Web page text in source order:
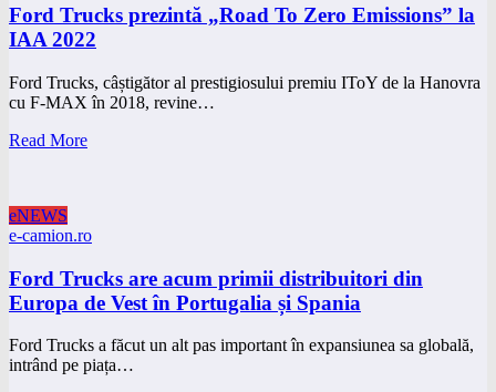
Ford Trucks prezintă „Road To Zero Emissions” la
IAA 2022
Ford Trucks, câștigător al prestigiosului premiu IToY de la Hanovra
cu F-MAX în 2018, revine…
Read More
eNEWS
e-camion.ro
Ford Trucks are acum primii distribuitori din
Europa de Vest în Portugalia și Spania
Ford Trucks a făcut un alt pas important în expansiunea sa globală,
intrând pe piața…